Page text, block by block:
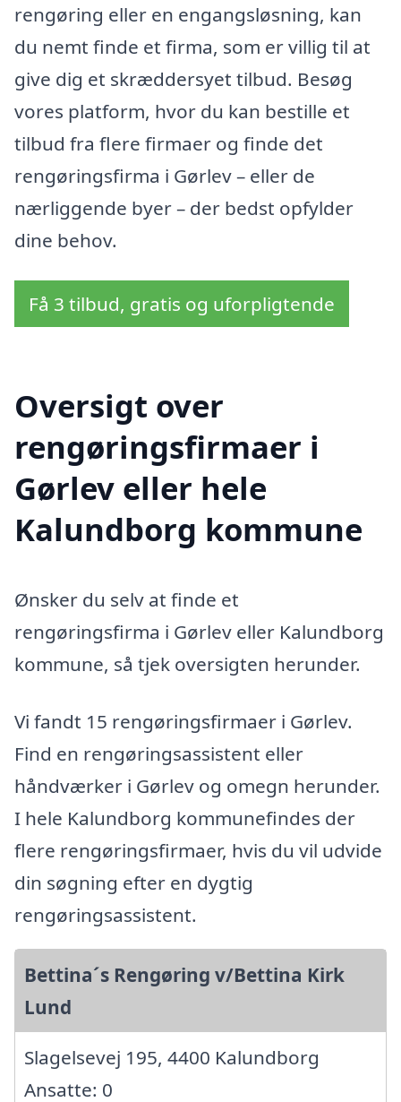
rengøring eller en engangsløsning, kan
du nemt finde et firma, som er villig til at
give dig et skræddersyet tilbud. Besøg
vores platform, hvor du kan bestille et
tilbud fra flere firmaer og finde det
rengøringsfirma i Gørlev – eller de
nærliggende byer – der bedst opfylder
dine behov.
Få 3 tilbud, gratis og uforpligtende
Oversigt over
rengøringsfirmaer i
Gørlev eller hele
Kalundborg kommune
Ønsker du selv at finde et
rengøringsfirma i Gørlev eller Kalundborg
kommune, så tjek oversigten herunder.
Vi fandt 15 rengøringsfirmaer i Gørlev.
Find en rengøringsassistent eller
håndværker i Gørlev og omegn herunder.
I hele Kalundborg kommunefindes der
flere rengøringsfirmaer, hvis du vil udvide
din søgning efter en dygtig
rengøringsassistent.
Bettina´s Rengøring v/Bettina Kirk
Lund
Slagelsevej 195, 4400 Kalundborg
Ansatte: 0